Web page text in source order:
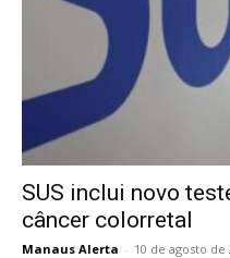
SUS inclui novo
câncer colorretal
Manaus Alerta - 10 de agosto de